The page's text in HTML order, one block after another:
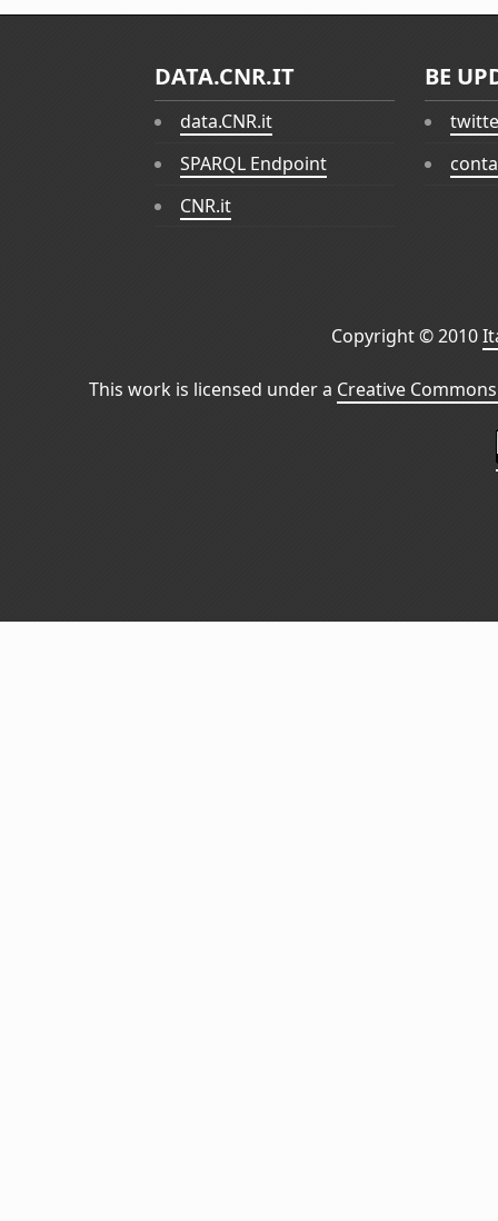
DATA.CNR.IT
data.CNR.it
SPARQL Endpoint
CNR.it
BE
Copyright © 2010
This work is licensed under a Creative